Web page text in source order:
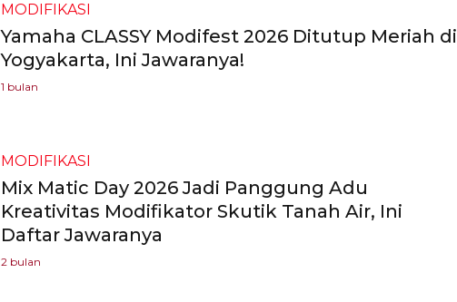
MODIFIKASI
Yamaha CLASSY Modifest 2026 Ditutup Meriah di
Yogyakarta, Ini Jawaranya!
1 bulan
MODIFIKASI
Mix Matic Day 2026 Jadi Panggung Adu
Kreativitas Modifikator Skutik Tanah Air, Ini
Daftar Jawaranya
2 bulan